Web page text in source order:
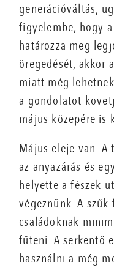
generációváltás,
figyelembe, hogy
határozza meg
öregedését, akkor
miatt még
a gondolatot
május közepére is
Május eleje van. A
az anyazárás és
helyette a fészek
végeznünk. A
családoknak
fűteni. A serkentő
használni a még